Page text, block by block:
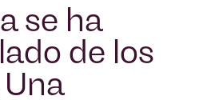
se ha
de los